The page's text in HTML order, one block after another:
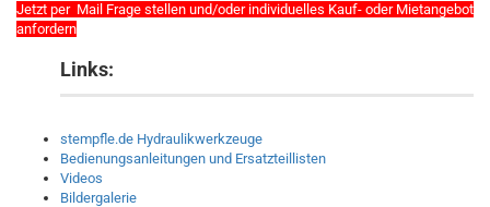
Jetzt per Mail Frage stellen und/oder individuelles Kauf- oder Mietangebot
anfordern
Links:
stempfle.de Hydraulikwerkzeuge
Bedienungsanleitungen und Ersatzteillisten
Videos
Bildergalerie